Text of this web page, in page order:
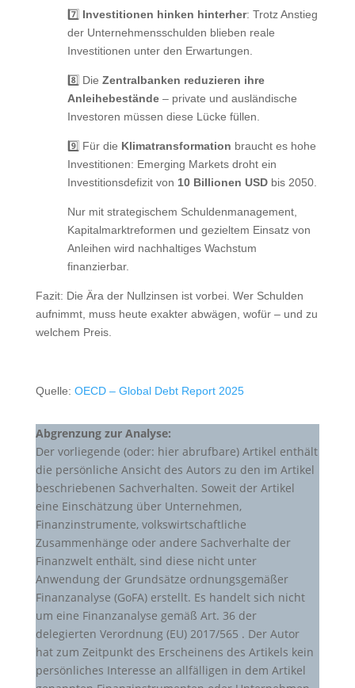
7️⃣ Investitionen hinken hinterher: Trotz Anstieg
der Unternehmensschulden blieben reale
Investitionen unter den Erwartungen.
8️⃣ Die Zentralbanken reduzieren ihre
Anleihebestände– private und ausländische
Investoren müssen diese Lücke füllen.
9️⃣ Für die Klimatransformation braucht es hohe
Investitionen: Emerging Markets droht ein
Investitionsdefizit von 10 Billionen USDbis 2050.
Nur mit strategischem Schuldenmanagement,
Kapitalmarktreformen und gezieltem Einsatz von
Anleihen wird nachhaltiges Wachstum
finanzierbar.
Fazit: Die Ära der Nullzinsen ist vorbei. Wer Schulden
aufnimmt, muss heute exakter abwägen, wofür – und zu
welchem Preis.
Quelle: OECD – Global Debt Report 2025
Abgrenzung zur Analyse:
Der vorliegende (oder: hier abrufbare) Artikel enthält
die persönliche Ansicht des Autors zu den im Artikel
beschriebenen Sachverhalten. Soweit der Artikel
eine Einschätzung über Unternehmen,
Finanzinstrumente, volkswirtschaftliche
Zusammenhänge oder andere Sachverhalte der
Finanzwelt enthält, sind diese nicht unter
Anwendung der Grundsätze ordnungsgemäßer
Finanzanalyse (GoFA) erstellt. Es handelt sich nicht
um eine Finanzanalyse gemäß Art. 36 der
delegierten Verordnung (EU) 2017/565 . Der Autor
hat zum Zeitpunkt des Erscheinens des Artikels kein
persönliches Interesse an allfälligen in dem Artikel